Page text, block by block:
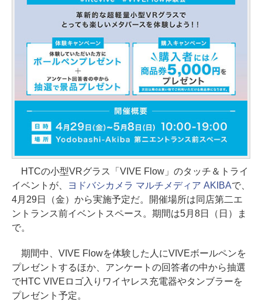
HTCの小型VRグラス「VIVE Flow」のタッチ＆トライ
イベントが、
ヨドバシカメラ マルチメディア AKIBAで、
4月29日（金）から実施予定だ。開催場所は同店第二エ
ントランス前イベントスペース。期間は5月8日（日）ま
で。
期間中、VIVE Flowを体験した人にVIVEボールペンを
プレゼントするほか、アンケートの回答者の中から抽選
でHTC VIVEロゴ入りワイヤレス充電器やタンブラーを
プレゼント予定。